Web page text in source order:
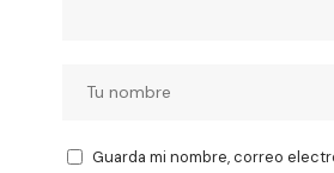
Guarda mi nombre, correo